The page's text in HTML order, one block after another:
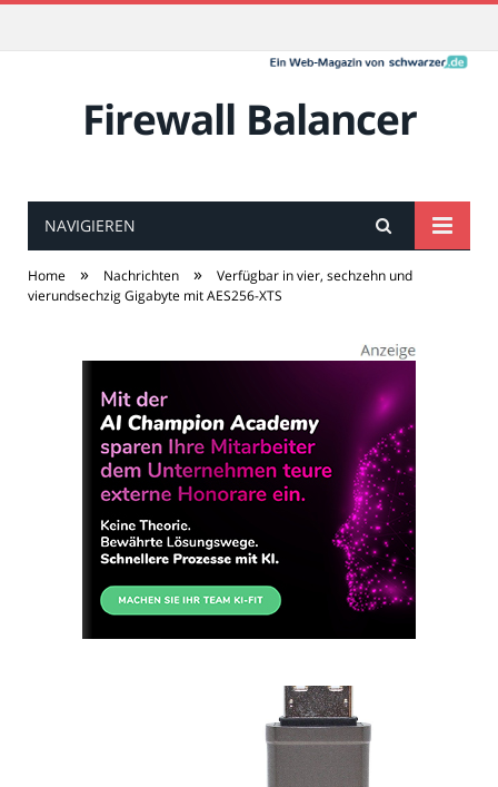
Firewall Balancer
NAVIGIEREN
Home » Nachrichten »
Verfügbar in vier, sechzehn und
vierundsechzig Gigabyte mit AES256-XTS